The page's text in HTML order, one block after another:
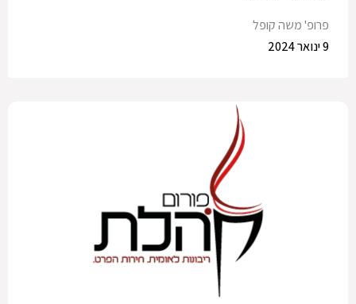
פרופ' משה קופל
9 ינואר 2024